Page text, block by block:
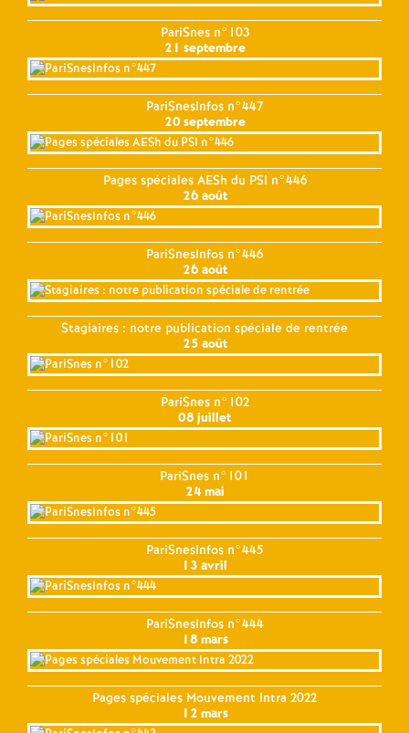
PariSnes n°103
21 septembre
PariSnesInfos n°447
20 septembre
Pages spéciales AESh du PSI n°446
26 août
PariSnesInfos n°446
26 août
Stagiaires : notre publication spéciale de rentrée
25 août
PariSnes n°102
08 juillet
PariSnes n°101
24 mai
PariSnesInfos n°445
13 avril
PariSnesInfos n°444
18 mars
Pages spéciales Mouvement Intra 2022
12 mars